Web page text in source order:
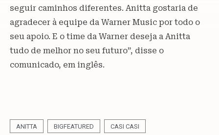
seguir caminhos diferentes. Anitta gostaria de
agradecer à equipe da Warner Music por todo o
seu apoio. E o time da Warner deseja a Anitta
tudo de melhor no seu futuro”, disse o
comunicado, em inglês.
ANITTA BIGFEATURED CASI CASI